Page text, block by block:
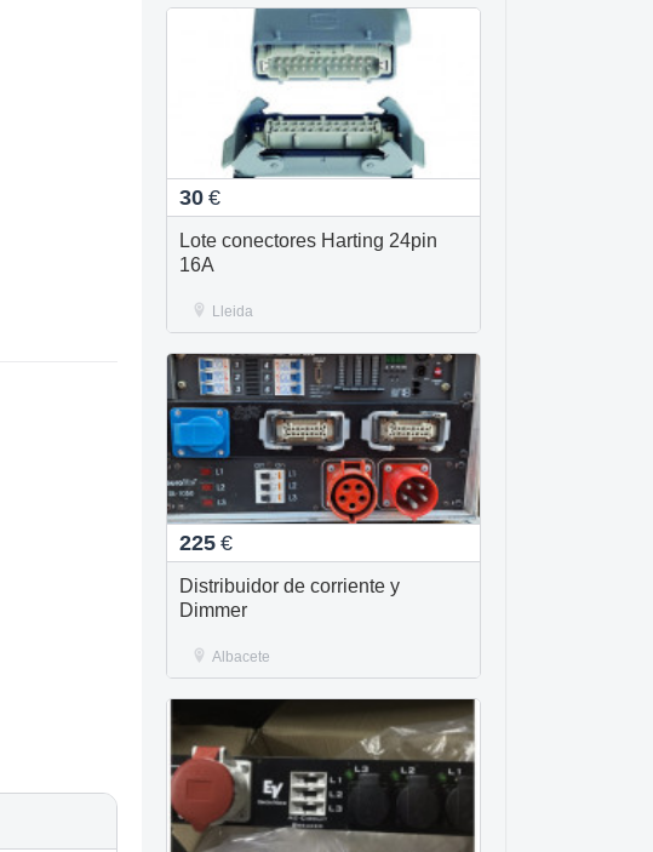
30 €
Lote conectores Harting 24pin
16A
Lleida
225 €
Distribuidor de corriente y
Dimmer
Albacete